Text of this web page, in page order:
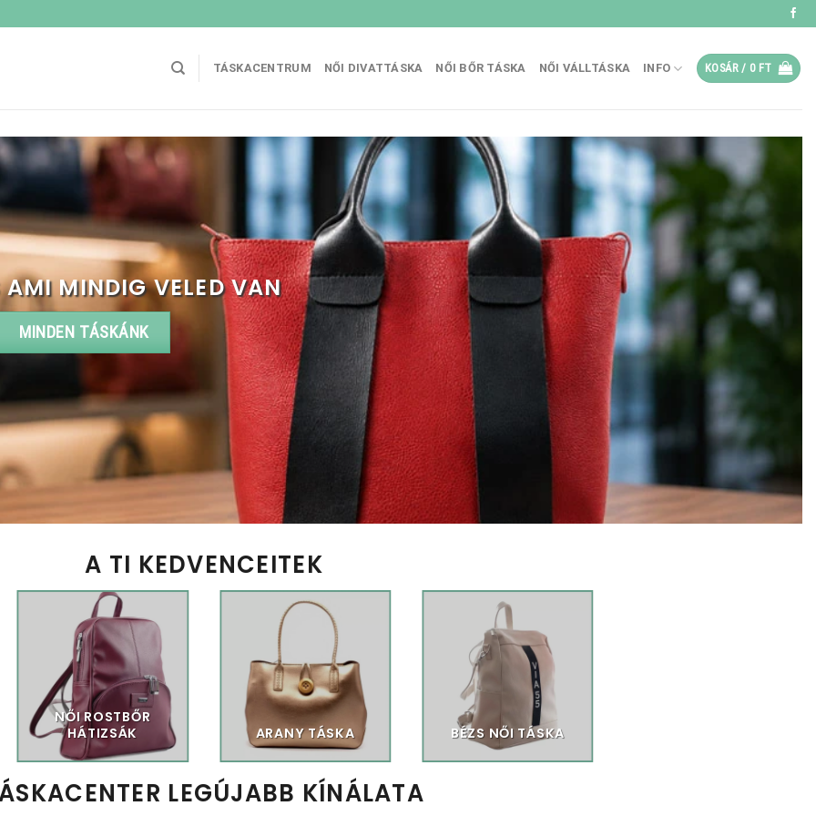
TÁSKACENTRUM NŐI DIVATTÁSKA NŐI BŐR TÁSKA NŐI VÁLLTÁSKA INFO KOSÁR / 0 FT
AMI MINDIG VELED VAN
MINDEN TÁSKÁNK
A TI KEDVENCEITEK
NŐI ROSTBŐR
HÁTIZSÁK
ARANY TÁSKA BÉZS NŐI TÁSKA
LEGÚJABB KÍNÁLATA